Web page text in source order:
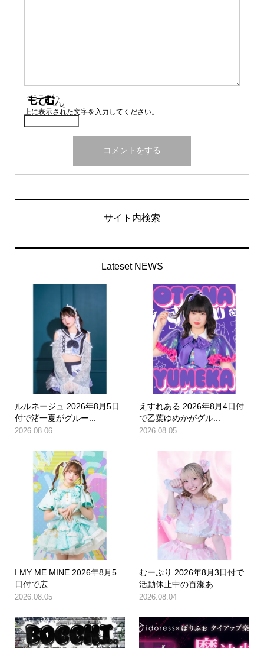
上に表示された文字を入力してください。
サイト内検索
Lateset NEWS
ルルネージュ 2026年8月5日
付で渚一夏がグルー...
2026.08.06
えすれある 2026年8月4日付
で乙葉ゆめかがグル...
2026.08.05
I MY ME MINE 2026年8月5
日付で広...
2026.08.05
むーぷり 2026年8月3日付で
活動休止中の百瀬あ...
2026.08.04